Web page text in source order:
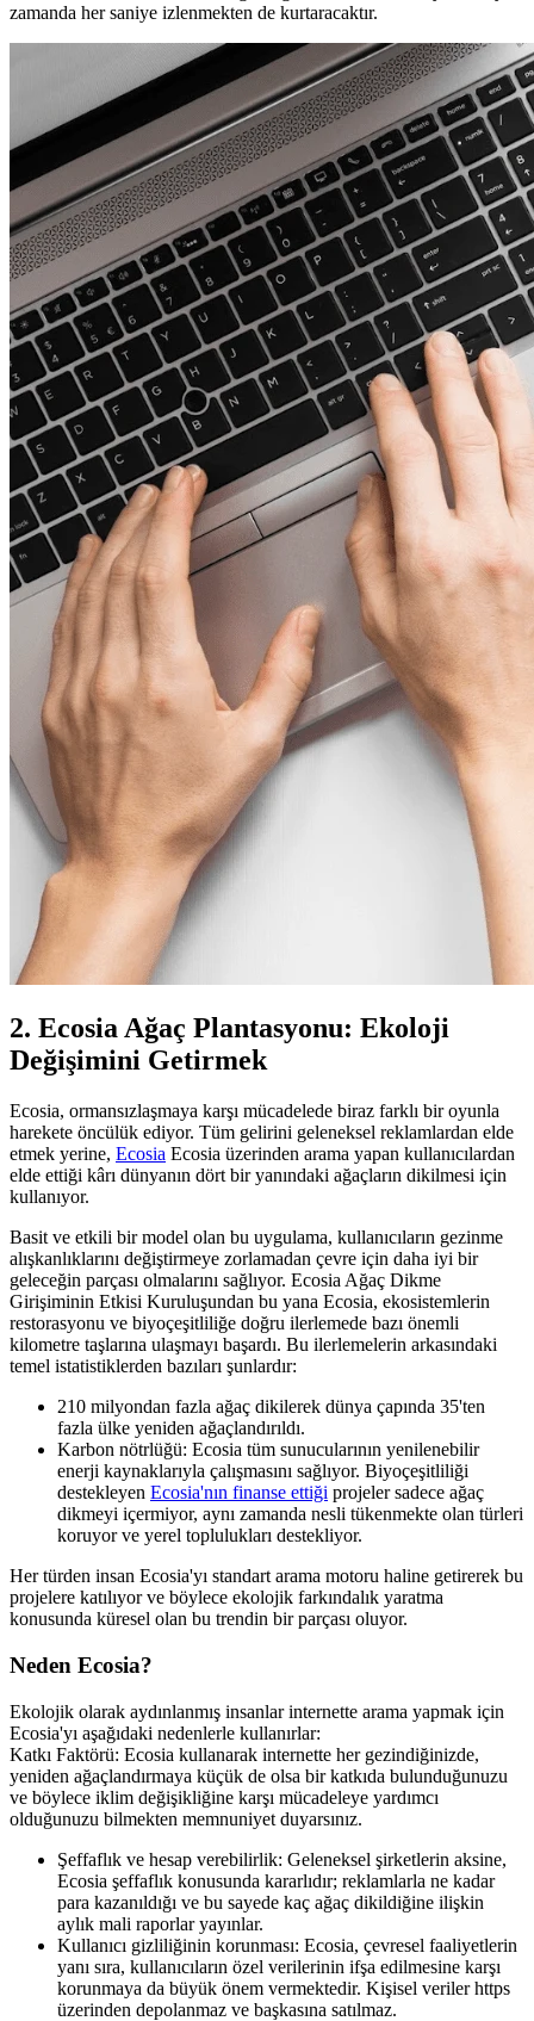
zamanda her saniye izlenmekten de kurtaracaktır.
2. Ecosia Ağaç Plantasyonu: Ekoloji
Değişimini Getirmek
Ecosia, ormansızlaşmaya karşı mücadelede biraz farklı bir oyunla
harekete öncülük ediyor. Tüm gelirini geleneksel reklamlardan elde
etmek yerine, Ecosia Ecosia üzerinden arama yapan kullanıcılardan
elde ettiği kârı dünyanın dört bir yanındaki ağaçların dikilmesi için
kullanıyor.
Basit ve etkili bir model olan bu uygulama, kullanıcıların gezinme
alışkanlıklarını değiştirmeye zorlamadan çevre için daha iyi bir
geleceğin parçası olmalarını sağlıyor. Ecosia Ağaç Dikme
Girişiminin Etkisi Kuruluşundan bu yana Ecosia, ekosistemlerin
restorasyonu ve biyoçeşitliliğe doğru ilerlemede bazı önemli
kilometre taşlarına ulaşmayı başardı. Bu ilerlemelerin arkasındaki
temel istatistiklerden bazıları şunlardır:
210 milyondan fazla ağaç dikilerek dünya çapında 35'ten
fazla ülke yeniden ağaçlandırıldı.
Karbon nötrlüğü: Ecosia tüm sunucularının yenilenebilir
enerji kaynaklarıyla çalışmasını sağlıyor. Biyoçeşitliliği
destekleyen Ecosia'nın finanse ettiği projeler sadece ağaç
dikmeyi içermiyor, aynı zamanda nesli tükenmekte olan türleri
koruyor ve yerel toplulukları destekliyor.
Her türden insan Ecosia'yı standart arama motoru haline getirerek bu
projelere katılıyor ve böylece ekolojik farkındalık yaratma
konusunda küresel olan bu trendin bir parçası oluyor.
Neden Ecosia?
Ekolojik olarak aydınlanmış insanlar internette arama yapmak için
Ecosia'yı aşağıdaki nedenlerle kullanırlar:
Katkı Faktörü: Ecosia kullanarak internette her gezindiğinizde,
yeniden ağaçlandırmaya küçük de olsa bir katkıda bulunduğunuzu
ve böylece iklim değişikliğine karşı mücadeleye yardımcı
olduğunuzu bilmekten memnuniyet duyarsınız.
Şeffaflık ve hesap verebilirlik: Geleneksel şirketlerin aksine,
Ecosia şeffaflık konusunda kararlıdır; reklamlarla ne kadar
para kazanıldığı ve bu sayede kaç ağaç dikildiğine ilişkin
aylık mali raporlar yayınlar.
Kullanıcı gizliliğinin korunması: Ecosia, çevresel faaliyetlerin
yanı sıra, kullanıcıların özel verilerinin ifşa edilmesine karşı
korunmaya da büyük önem vermektedir. Kişisel veriler https
üzerinden depolanmaz ve başkasına satılmaz.